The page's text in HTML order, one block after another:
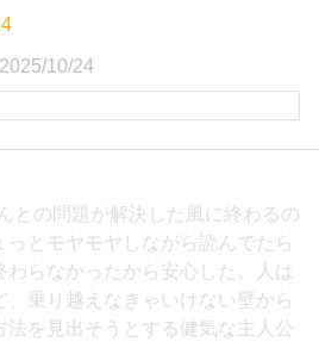
2025/10/24
との問題が解決した風に終わるの
っとモヤモヤしながら読んでたら
わらなかったから安心した。人は
、乗り越えなきゃいけない壁から
法を見出そうとする健気な主人公